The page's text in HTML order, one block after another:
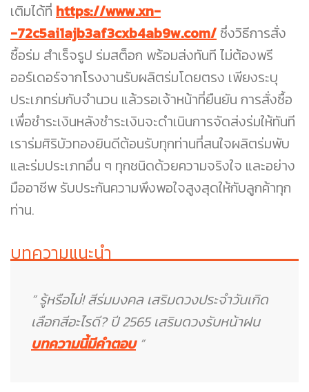
เติมได้ที่ https://www.xn-
-72c5ai1ajb3af3cxb4ab9w.com/ ซึ่งวิธีการสั่ง
ซื้อร่ม สำเร็จรูป ร่มสต็อก พร้อมส่งทันที ไม่ต้องพรี
ออร์เดอร์จากโรงงานรับผลิตร่มโดยตรง เพียงระบุ
ประเภทร่มกับจำนวน แล้วรอเจ้าหน้าที่ยืนยัน การสั่งซื้อ
เพื่อชำระเงินหลังชำระเงินจะดำเนินการจัดส่งร่มให้ทันที
เราร่มศิริบัวทองยินดีต้อนรับทุกท่านที่สนใจผลิตร่มพับ
และร่มประเภทอื่น ๆ ทุกชนิดด้วยความจริงใจ และอย่าง
มืออาชีพ รับประกันความพึงพอใจสูงสุดให้กับลูกค้าทุก
ท่าน.
บทความแนะนำ
” รู้หรือไม่! สีร่มมงคล เสริมดวงประจำวันเกิด
เลือกสีอะไรดี? ปี 2565 เสริมดวงรับหน้าฝน
บทความนี้มีคำตอบ”